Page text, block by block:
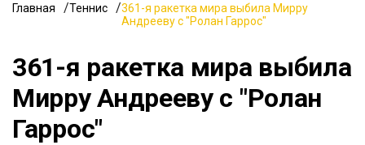
Главная Теннис
361-я ракетка мира выбила Мирру
Андрееву с "Ролан Гаррос"
361-я ракетка мира выбила
Мирру Андрееву с "Ролан
Гаррос"